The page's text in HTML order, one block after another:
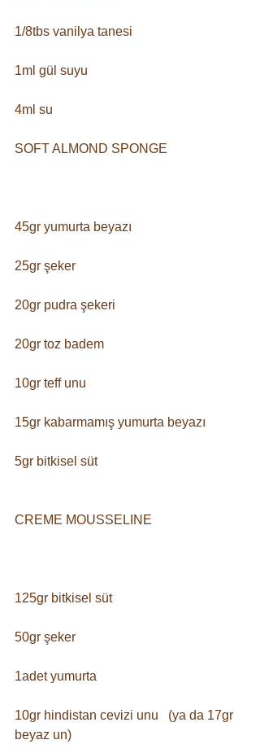
1/8tbs vanilya tanesi⠀
1ml gül suyu⠀
4ml su⠀
SOFT ALMOND SPONGE⠀
45gr yumurta beyazı⠀
25gr şeker⠀
20gr pudra şekeri⠀
20gr toz badem⠀
10gr teff unu⠀
15gr kabarmamış yumurta beyazı⠀
5gr bitkisel süt⠀
CREME MOUSSELINE⠀
125gr bitkisel süt⠀
50gr şeker⠀
1adet yumurta⠀
10gr hindistan cevizi unu⠀(ya da 17gr
beyaz un)